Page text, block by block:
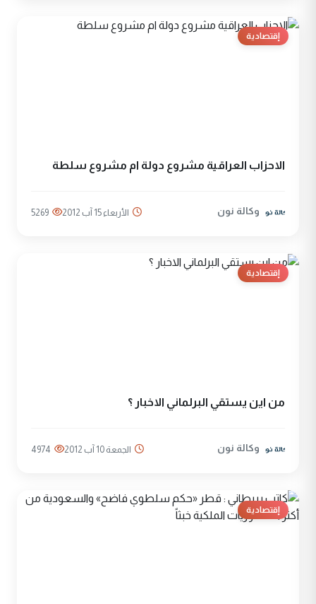
إقتصادية
الاحزاب العراقية مشروع دولة ام مشروع سلطة
وكالة نون الأربعاء 15 آب 2012 5269
إقتصادية
من اين يستقي البرلماني الاخبار ؟
وكالة نون الجمعة 10 آب 2012 4974
إقتصادية